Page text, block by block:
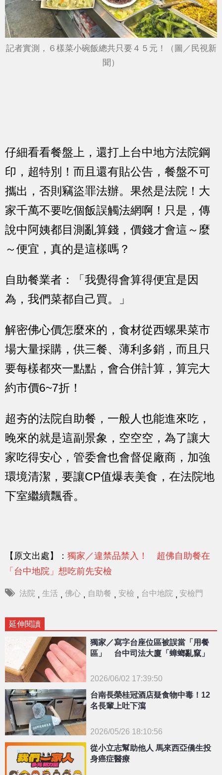
記者實測，６樣菜小碗飯總共只要４５元！（圖／民視新
聞）
仔細看看餐盤上，還打上台中地方法院鋼
印，超特別！而且還有貼公告，餐盤不可
攜出，否則竊盜罪法辦。果然是法院！大
家千萬不要吃個飯誤觸法網啊！只是，傳
說中阿姨都目測亂算錢，價錢才會這～麼
～便宜，真的是這樣嗎？
自助餐業者：「我覺得會算得便宜是因
為，我們菜都自己買。」
解密佛心價怎麼來的，食材從西螺果菜市
場大量採購，供三餐、薄利多銷，而且只
要每樣都夾一點點，會合併計算，算完大
約市價6~7折！
超夯的法院自助餐，一般人也能進來吃，
晚來的就是這副景象，空空空，為了讓大
家吃得安心，管委會也會督促廠商，加強
環境清潔，要讓CP值爆表美食，在法院地
下室繼續飄香。
【原文出處】： 獨家／違禁品禁入！ 超佛自助餐在
「台中地院」想吃前先安檢
法院 , 生活 , 佛心 , 自助餐 , 安檢 , 台中地院 , 安檢門
延伸閱讀
{PLAYICON}
獨家／寫字台座位區被誤當「用餐
區」 台中司法大廈「蟑螂亂竄」
2026/06/02 17:39:50
{PLAYICON}
台南長榮桂冠酒店疑食物中毒！12
名長輩上吐下瀉
2026/05/26 18:10:56
從小立志幫助他人 馬來西亞僑生投
身癌症醫療